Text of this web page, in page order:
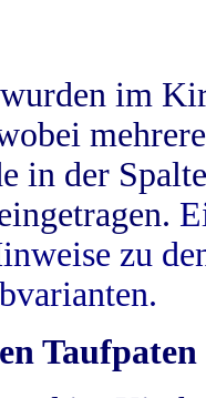
im
in der
zu
Taufpaten